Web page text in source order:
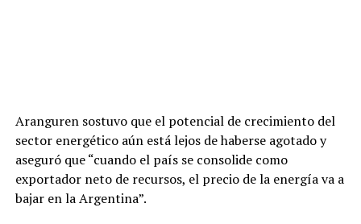
Aranguren sostuvo que el potencial de crecimiento del
sector energético aún está lejos de haberse agotado y
aseguró que “cuando el país se consolide como
exportador neto de recursos, el precio de la energía va a
bajar en la Argentina”.